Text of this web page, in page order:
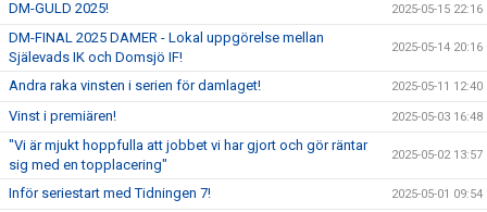
DM-GULD 2025! 2025-05-15 22:16
DM-FINAL 2025 DAMER - Lokal uppgörelse mellan
Själevads IK och Domsjö IF!
2025-05-14 20:16
Andra raka vinsten i serien för damlaget! 2025-05-11 12:40
Vinst i premiären! 2025-05-03 16:48
"Vi är mjukt hoppfulla att jobbet vi har gjort och gör räntar
sig med en topplacering"
2025-05-02 13:57
Inför seriestart med Tidningen 7! 2025-05-01 09:54